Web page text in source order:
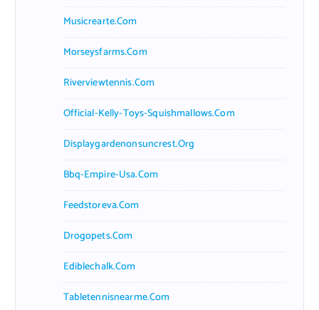
Musicrearte.com
Morseysfarms.com
Riverviewtennis.com
Official-Kelly-Toys-Squishmallows.com
Displaygardenonsuncrest.org
Bbq-Empire-Usa.com
Feedstoreva.com
Drogopets.com
Ediblechalk.com
Tabletennisnearme.com